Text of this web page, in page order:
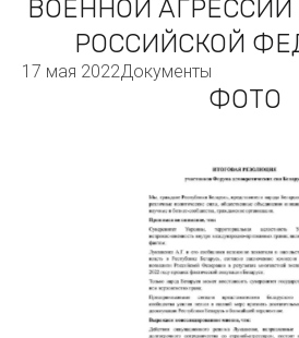
ВОЕННОЙ
РОССИЙСКОЙ
17 мая 2022Документы
ФОТО